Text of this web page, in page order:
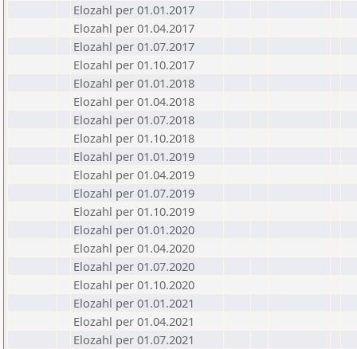
Elozahl per 01.01.2017
Elozahl per 01.04.2017
Elozahl per 01.07.2017
Elozahl per 01.10.2017
Elozahl per 01.01.2018
Elozahl per 01.04.2018
Elozahl per 01.07.2018
Elozahl per 01.10.2018
Elozahl per 01.01.2019
Elozahl per 01.04.2019
Elozahl per 01.07.2019
Elozahl per 01.10.2019
Elozahl per 01.01.2020
Elozahl per 01.04.2020
Elozahl per 01.07.2020
Elozahl per 01.10.2020
Elozahl per 01.01.2021
Elozahl per 01.04.2021
Elozahl per 01.07.2021